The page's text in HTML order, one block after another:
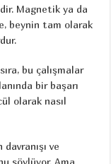
Magnetik ya da
beynin tam olarak
bu çalışmalar
bir başarı
olarak nasıl
ve
söylüyor. Ama